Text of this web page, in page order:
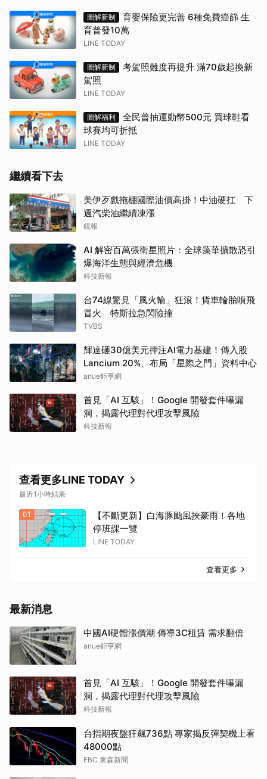
圖解新制
育嬰保險更完善 6種免費癌篩 生
育普發10萬
LINE TODAY
圖解新制
考駕照難度再提升 滿70歲起換新
駕照
LINE TODAY
圖解福利
全民普抽運動幣500元 買球鞋看
球賽均可折抵
LINE TODAY
繼續看下去
美伊歹戲拖棚國際油價高掛！中油硬扛 下
週汽柴油繼續凍漲
鏡報
AI 解密百萬張衛星照片：全球藻華擴散恐引
爆海洋生態與經濟危機
科技新報
台74線驚見「風火輪」狂滾！貨車輪胎噴飛
冒火 特斯拉急閃險撞
TVBS
輝達砸30億美元押注AI電力基建！傳入股
Lancium 20%、布局「星際之門」資料中心
anue鉅亨網
首見「AI 互駭」！Google 開發套件曝漏
洞，揭露代理對代理攻擊風險
科技新報
查看更多LINE TODAY
最近1小時結果
01
【不斷更新】白海豚颱風挾豪雨！各地
停班課一覽
LINE TODAY
查看更多
最新消息
中國AI硬體漲價潮 傳導3C租賃 需求翻倍
anue鉅亨網
首見「AI 互駭」！Google 開發套件曝漏
洞，揭露代理對代理攻擊風險
科技新報
台指期夜盤狂飆736點 專家揭反彈契機上看
48000點
EBC 東森新聞